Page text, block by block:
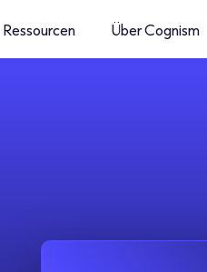
Ressourcen Über Cognism